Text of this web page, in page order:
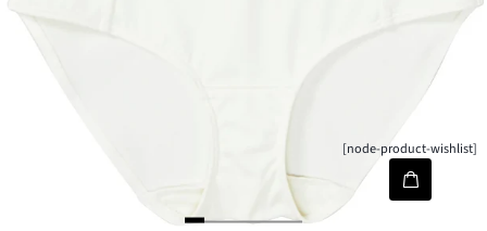
[node-product-wishlist]